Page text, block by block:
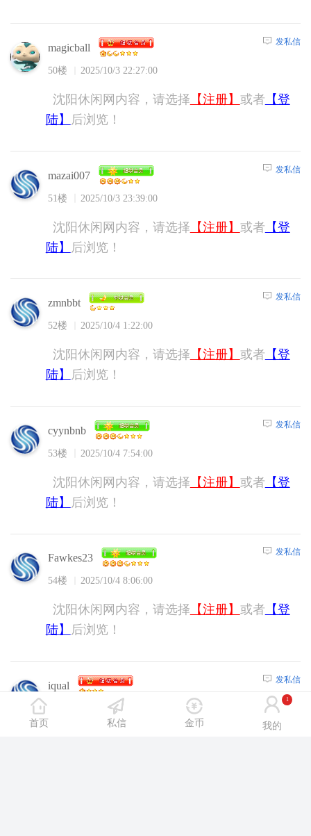
magicball
50楼 2025/10/3 22:27:00
发私信
沈阳休闲网内容，请选择 【注册】 或者 【登
陆】
后浏览！
mazai007
51楼 2025/10/3 23:39:00
发私信
沈阳休闲网内容，请选择 【注册】 或者 【登
陆】
后浏览！
zmnbbt
52楼 2025/10/4 1:22:00
发私信
沈阳休闲网内容，请选择 【注册】 或者 【登
陆】
后浏览！
cyynbnb
53楼 2025/10/4 7:54:00
发私信
沈阳休闲网内容，请选择 【注册】 或者 【登
陆】
后浏览！
Fawkes23
54楼 2025/10/4 8:06:00
发私信
沈阳休闲网内容，请选择 【注册】 或者 【登
陆】
后浏览！
iqual
2025/10/4 16:16:00
发私信
首页 私信 金币 我的
1